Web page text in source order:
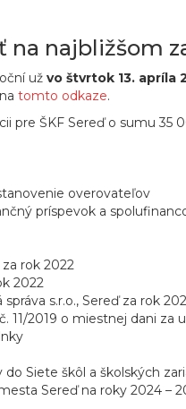
na najbližšom
už vo štvrtok 13. apríla
tomto odkaze.
pre ŠKF Sereď o sumu 35
overovateľov
príspevok a
rok 2022
2022
s.r.o., Sereď za rok
11/2019 o miestnej dani
Siete škôl a školských
Sereď na roky 2024 –